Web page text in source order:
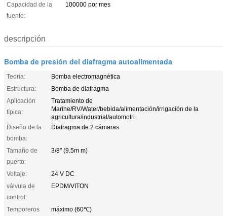
Capacidad de la
fuente:
100000 por mes
descripción
Bomba de presión del diafragma autoalimentada
Teoría:
Bomba electromagnética
Estructura:
Bomba de diafragma
Aplicación
típica:
Tratamiento de
Marine/RV/Water/bebida/alimentación/irrigación de la
agricultura/industrial/automotri
Diseño de la
bomba:
Diafragma de 2 cámaras
Tamaño de
puerto:
3/8" (9.5m m)
Voltaje:
24 V DC
válvula de
control:
EPDM/VITON
Temporeros
máximo (60℃)